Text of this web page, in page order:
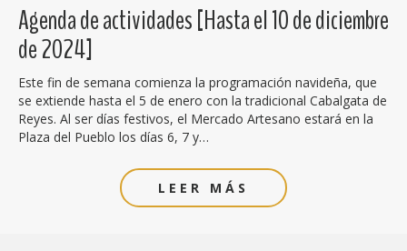
Agenda de actividades [Hasta el 10 de diciembre
de 2024]
Este fin de semana comienza la programación navideña, que
se extiende hasta el 5 de enero con la tradicional Cabalgata de
Reyes. Al ser días festivos, el Mercado Artesano estará en la
Plaza del Pueblo los días 6, 7 y…
LEER MÁS